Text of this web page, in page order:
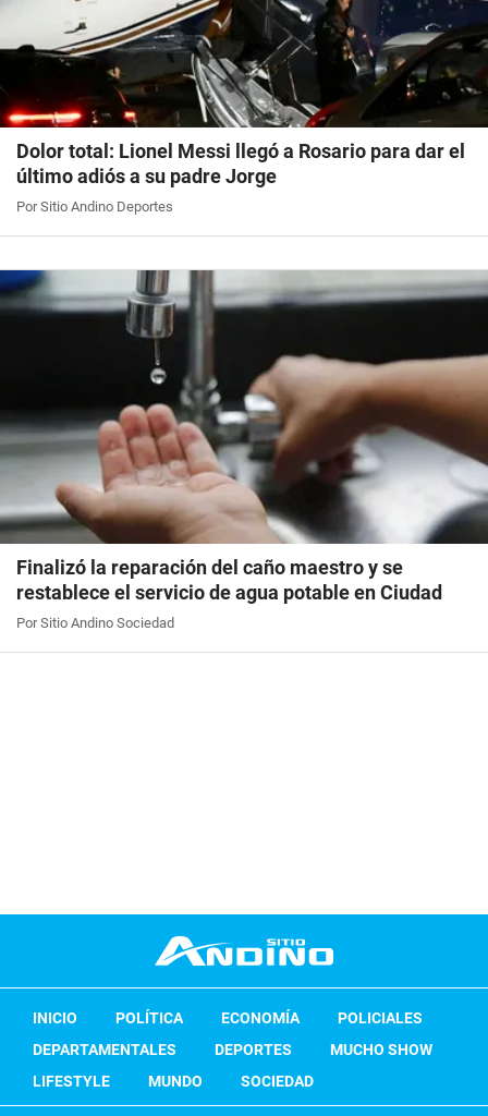
Dolor total: Lionel Messi llegó a Rosario para dar el
último adiós a su padre Jorge
Por Sitio Andino Deportes
Finalizó la reparación del caño maestro y se
restablece el servicio de agua potable en Ciudad
Por Sitio Andino Sociedad
INICIO POLÍTICA ECONOMÍA
POLICIALES
DEPARTAMENTALES
DEPORTES
MUCHO SHOW
LIFESTYLE
MUNDO SOCIEDAD